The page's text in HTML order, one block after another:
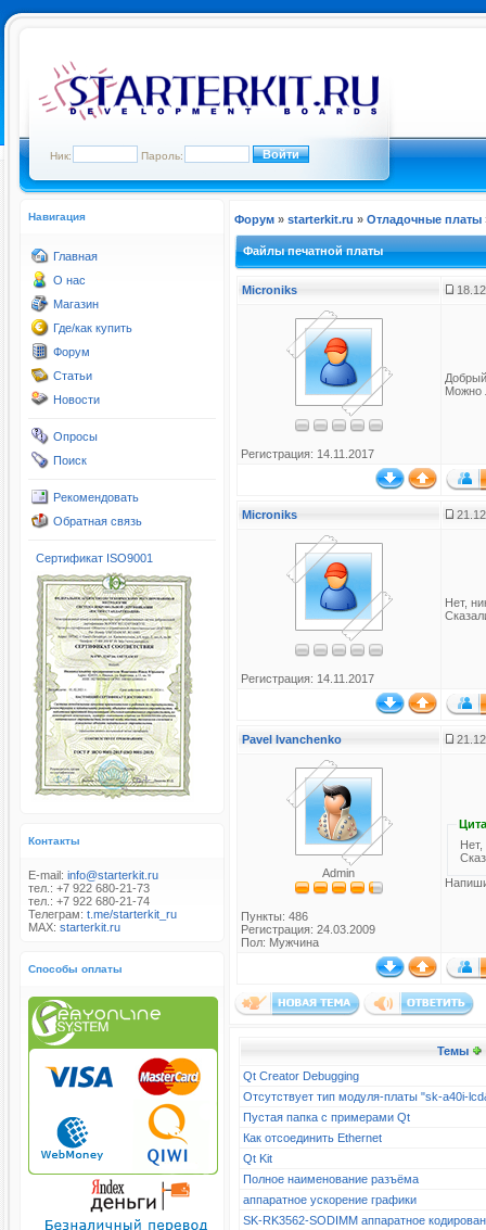
Ник: Пароль:
Навигация
Главная
О нас
Магазин
Где/как купить
Форум
Статьи
Новости
Опросы
Поиск
Рекомендовать
Обратная связь
Сертификат ISO9001
Контакты
E-mail: info@starterkit.ru
тел.: +7 922 680-21-73
тел.: +7 922 680-21-74
Телеграм: t.me/starterkit_ru
MAX: starterkit.ru
Способы оплаты
Форум » starterkit.ru » Отладочные платы
Файлы печатной платы
Microniks
Регистрация: 14.11.2017
Можно
Microniks
Регистрация: 14.11.2017
Нет,
Pavel Ivanchenko
Admin
Пункты: 486
Регистрация: 24.03.2009
Пол: Мужчина
Нет,
Темы
Qt Creator Debugging
Отсутствует тип модуля-платы "sk-a40i-
Пустая папка с примерами Qt
Как отсоединить Ethernet
Qt Kit
Полное наименование разъёма
аппаратное ускорение графики
SK-RK3562-SODIMM аппаратное